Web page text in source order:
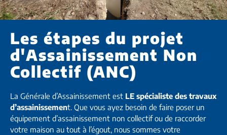
Les étapes du projet
d'Assainissement Non
Collectif (ANC)
La Générale d’Assainissement est LE spécialiste des travaux
d’assainissement. Que vous ayez besoin de faire poser un
équipement d’assainissement non collectif ou de raccorder
votre maison au tout à l’égout, nous sommes votre